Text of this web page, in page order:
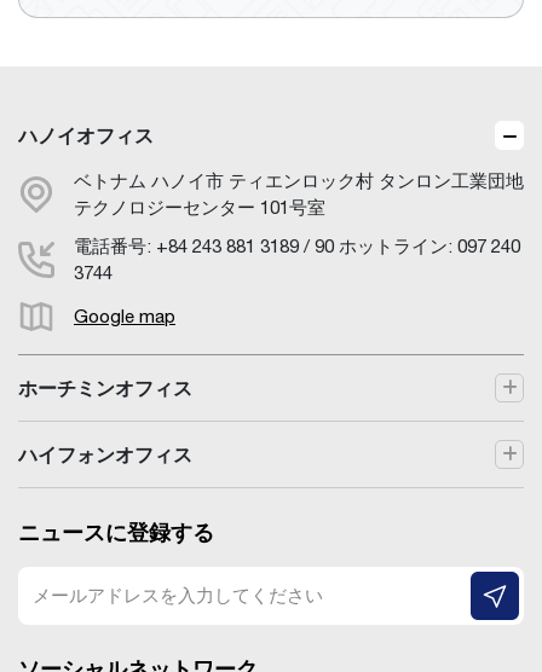
ハノイオフィス
ベトナム ハノイ市 ティエンロック村 タンロン工業団地
テクノロジーセンター 101号室
電話番号: +84 243 881 3189 / 90 ホットライン: 097 240
3744
Google map
ホーチミンオフィス
ハイフォンオフィス
ニュースに登録する